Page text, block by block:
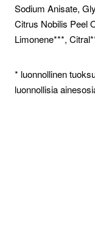
Sodium Anisate,
Citrus Nobilis Peel
Limonene***,
* luonnollinen
luonnollisia